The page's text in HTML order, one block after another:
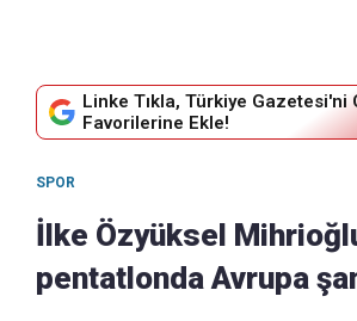
Linke Tıkla, Türkiye Gazetesi'ni
Favorilerine Ekle!
SPOR
İlke Özyüksel
pentatlonda Avrupa